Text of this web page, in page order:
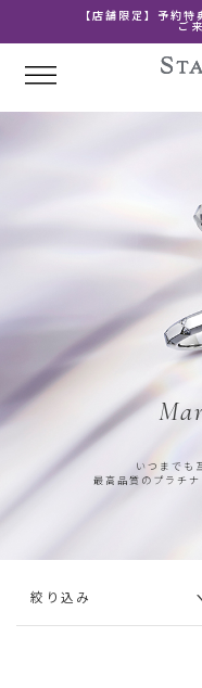
【店舗限定】予
ご
いつまでも
最高品質のプラチ
絞り込み